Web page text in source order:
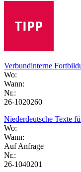
Verbundinterne
Wo:
Wann:
Nr.:
26-1020260
Niederdeutsche Texte
Wo:
Wann:
Auf Anfrage
Nr.:
26-1040201